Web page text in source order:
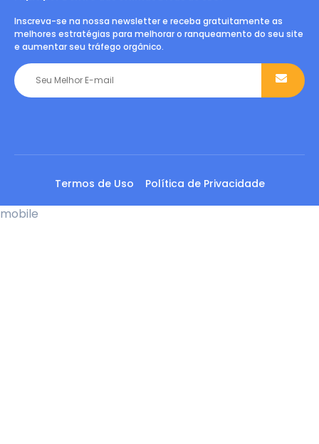
Inscreva-se na nossa newsletter e receba gratuitamente as
melhores estratégias para melhorar o ranqueamento do seu site
e aumentar seu tráfego orgânico.
Termos de Uso Política de Privacidade